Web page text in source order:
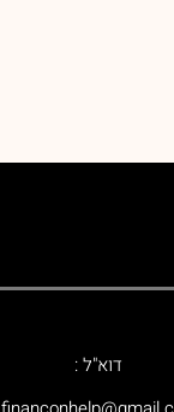
דוא"ל :